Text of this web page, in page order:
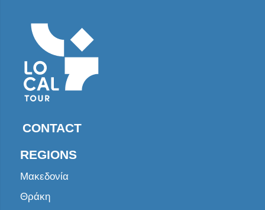
CONTACT
REGIONS
Μακεδονία
Θράκη